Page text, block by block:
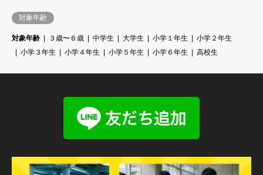
対象年齢
対象年齢 ３歳〜６歳 中学生 大学生 小学１年生
小学２年生
小学３年生
小学４年生 小学５年生 小学６年生 高校生